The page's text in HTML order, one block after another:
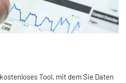
Tool, mit dem Sie Daten